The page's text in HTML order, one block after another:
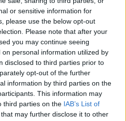
or sensitive information for
please use the below opt-out
Please note that after your
you may continue seeing
personal information utilized by
disclosed to third parties prior to
opt-out of the further
information by third parties on the
This information may
third parties on the IAB’s List of
that may further disclose it to other
18 Σεπτεμβρίου 2024
Κυβερνοεπίθεση στο X:
Χάκαραν την
Πυροσβεστική και
χιλιάδες λογαριασμούς